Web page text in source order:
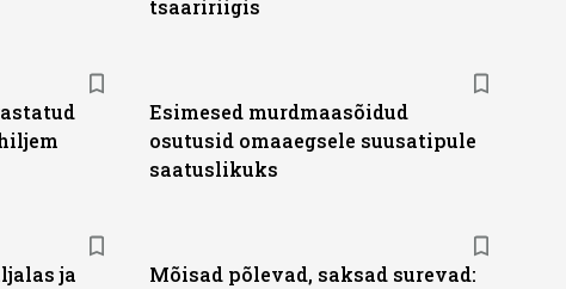
tsaaririigis
Esimesed murdmaasõidud
osutusid omaaegsele suusatipule
saatuslikuks
ja
Mõisad põlevad, saksad surevad: